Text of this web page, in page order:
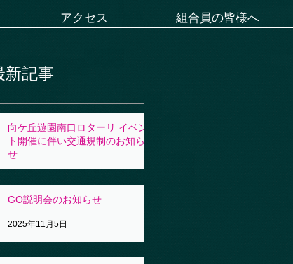
アクセス 組合員の皆様へ
新記事
向ケ丘遊園南口ロターリ イベン
ト開催に伴い交通規制のお知ら
せ
GO説明会のお知らせ
2025年11月5日